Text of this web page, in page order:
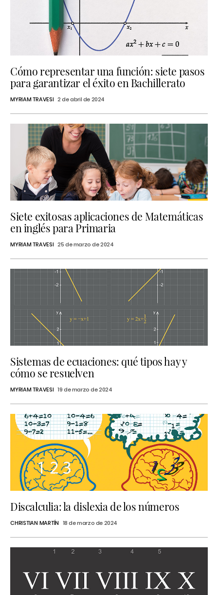
Cómo representar una función: siete pasos
para garantizar el éxito en Bachillerato
MYRIAM TRAVESI 2 de abril de 2024
Siete exitosas aplicaciones de Matemáticas
en inglés para Primaria
MYRIAM TRAVESI 25 de marzo de 2024
Sistemas de ecuaciones: qué tipos hay y
cómo se resuelven
MYRIAM TRAVESI 19 de marzo de 2024
Discalculia: la dislexia de los números
CHRISTIAN MARTÍN 18 de marzo de 2024